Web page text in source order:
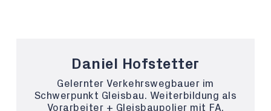
Daniel Hofstetter
Gelernter Verkehrswegbauer im
Schwerpunkt Gleisbau. Weiterbildung als
Vorarbeiter + Gleisbaupolier mit FA.